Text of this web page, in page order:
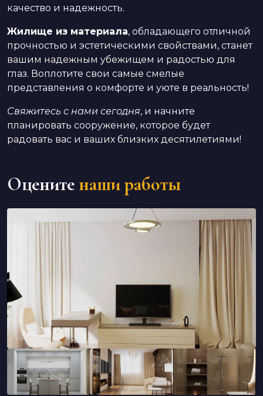
качество и надежность.
Жилище из материала, обладающего отличной
прочностью и эстетическими свойствами, станет
вашим надежным убежищем и радостью для
глаз. Воплотите свои самые смелые
представления о комфорте и уюте в реальность!
Свяжитесь с нами сегодня, и начните
планировать сооружение, которое будет
радовать вас и ваших близких десятилетиями!
Оцените наши работы